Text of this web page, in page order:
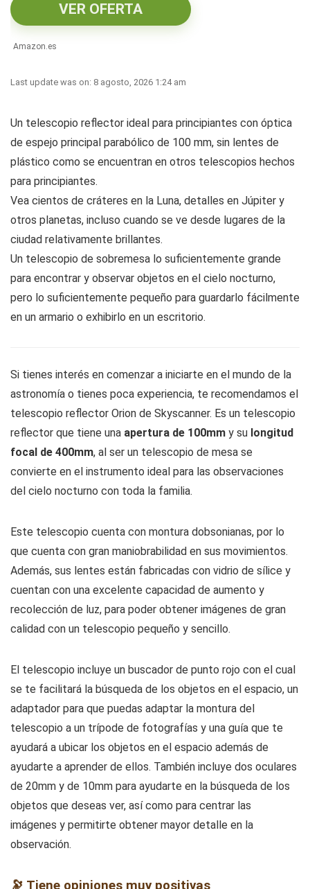
VER OFERTA
Amazon.es
Last update was on: 8 agosto, 2026 1:24 am
Un telescopio reflector ideal para principiantes con óptica
de espejo principal parabólico de 100 mm, sin lentes de
plástico como se encuentran en otros telescopios hechos
para principiantes.
Vea cientos de cráteres en la Luna, detalles en Júpiter y
otros planetas, incluso cuando se ve desde lugares de la
ciudad relativamente brillantes.
Un telescopio de sobremesa lo suficientemente grande
para encontrar y observar objetos en el cielo nocturno,
pero lo suficientemente pequeño para guardarlo fácilmente
en un armario o exhibirlo en un escritorio.
Si tienes interés en comenzar a iniciarte en el mundo de la
astronomía o tienes poca experiencia, te recomendamos el
telescopio reflector Orion de Skyscanner. Es un telescopio
reflector que tiene una apertura de 100mm y su longitud
focal de 400mm, al ser un telescopio de mesa se
convierte en el instrumento ideal para las observaciones
del cielo nocturno con toda la familia.
Este telescopio cuenta con montura dobsonianas, por lo
que cuenta con gran maniobrabilidad en sus movimientos.
Además, sus lentes están fabricadas con vidrio de sílice y
cuentan con una excelente capacidad de aumento y
recolección de luz, para poder obtener imágenes de gran
calidad con un telescopio pequeño y sencillo.
El telescopio incluye un buscador de punto rojo con el cual
se te facilitará la búsqueda de los objetos en el espacio, un
adaptador para que puedas adaptar la montura del
telescopio a un trípode de fotografías y una guía que te
ayudará a ubicar los objetos en el espacio además de
ayudarte a aprender de ellos. También incluye dos oculares
de 20mm y de 10mm para ayudarte en la búsqueda de los
objetos que deseas ver, así como para centrar las
imágenes y permitirte obtener mayor detalle en la
observación.
🔭 Tiene opiniones muy positivas